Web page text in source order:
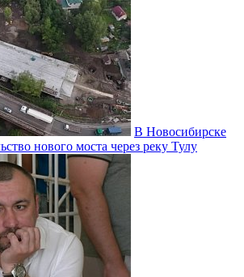
В Новосибирске
нового моста через реку Тулу